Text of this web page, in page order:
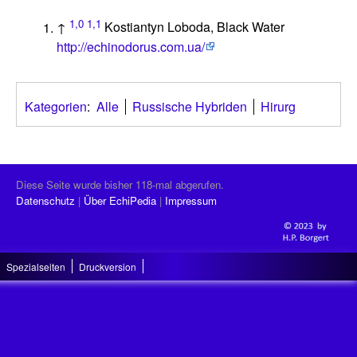
↑ 1,0 1,1 Kostiantyn Loboda, Black Water
http://echinodorus.com.ua/
Kategorien: Alle Russische Hybriden Hirurg
Diese Seite wurde bisher 118-mal abgerufen.
Datenschutz
Über EchiPedia Impressum
Spezialseiten Druckversion